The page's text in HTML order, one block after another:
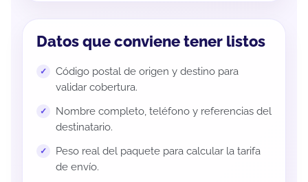
Datos que conviene tener listos
Código postal de origen y destino para
validar cobertura.
Nombre completo, teléfono y referencias del
destinatario.
Peso real del paquete para calcular la tarifa
de envío.